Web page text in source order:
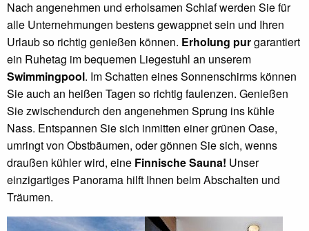
Nach angenehmen und erholsamen Schlaf werden Sie für
alle Unternehmungen bestens gewappnet sein und Ihren
Urlaub so richtig genießen können. Erholung purgarantiert
ein Ruhetag im bequemen Liegestuhl an unserem
Swimmingpool. Im Schatten eines Sonnenschirms können
Sie auch an heißen Tagen so richtig faulenzen. Genießen
Sie zwischendurch den angenehmen Sprung ins kühle
Nass. Entspannen Sie sich inmitten einer grünen Oase,
umringt von Obstbäumen, oder gönnen Sie sich, wenns
draußen kühler wird, eine Finnische Sauna! Unser
einzigartiges Panorama hilft Ihnen beim Abschalten und
Träumen.